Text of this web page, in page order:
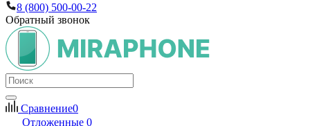
8 (800) 500-00-22
Обратный звонок
Сравнение0
Отложенные 0